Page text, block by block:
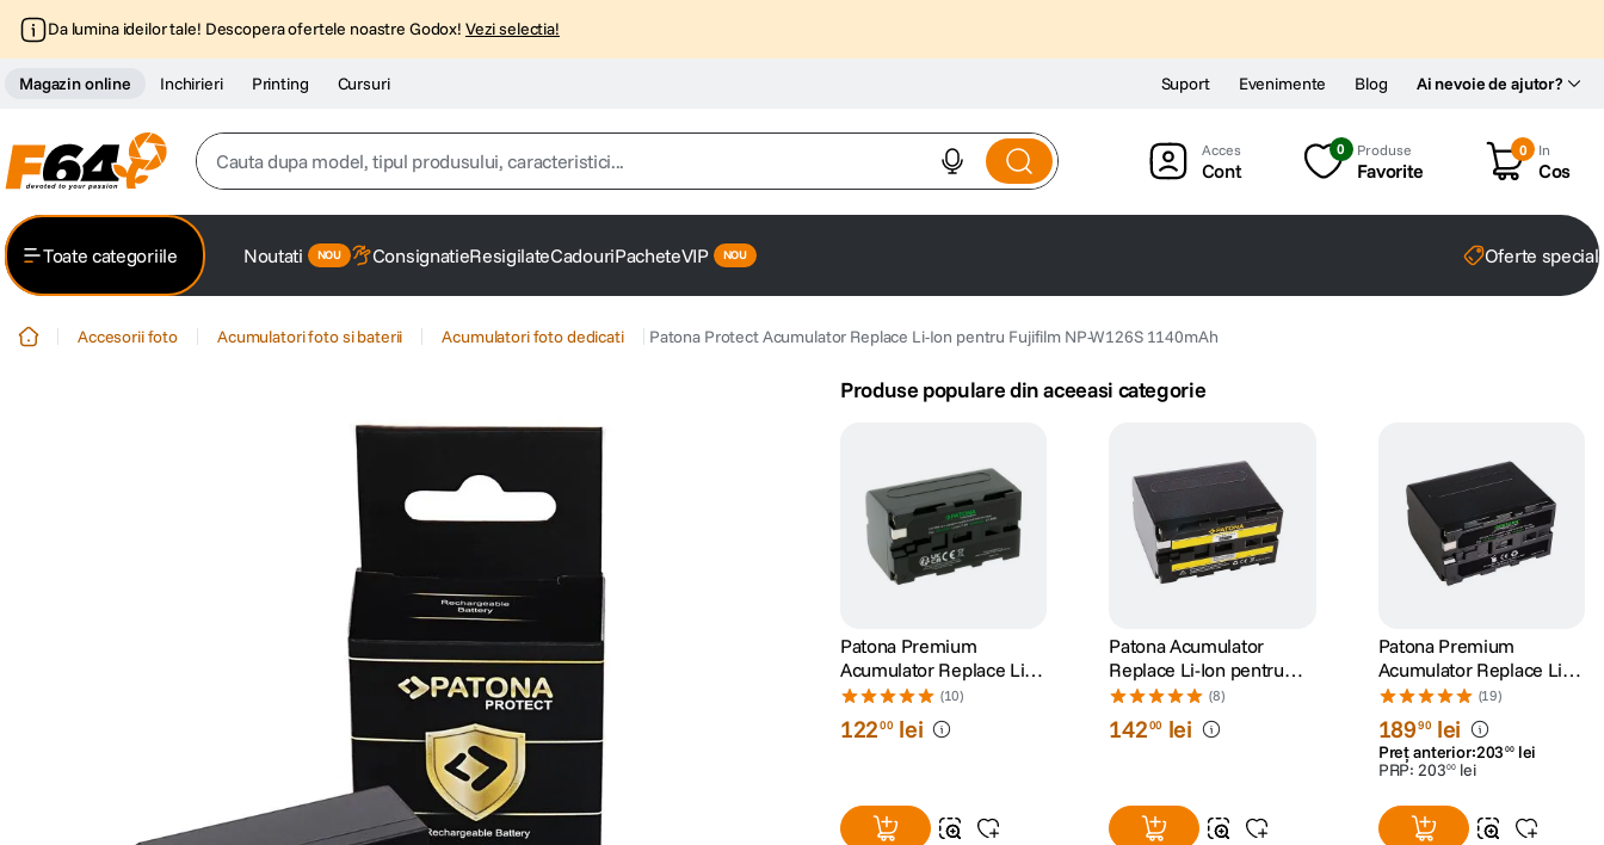
Da lumina ideilor tale! Descopera ofertele noastre Godox! Vezi selectia!
Magazin online Inchirieri Printing Cursuri Ai nevoie de ajutor?
Suport Evenimente Blog
Cauta dupa model, tipul produsului, caracteristici...
2 . trepied
peak design
canon sx740 hs
card memorie
dji mic mini
dji osmo
insta 360
Cont
0 Produse
Favorite
0 In
Cos
Toate categoriile Noutati ConsignatieResigilateCadouriPacheteVIP Oferte
Accesorii foto Acumulatori foto si baterii Acumulatori foto dedicati Patona Protect Acumulator Replace Li-Ion pentru Fujifilm NP-W126S 1140mAh
Produse populare din aceeasi categorie
Patona Premium
Acumulator Replace Li-
Ion pentru Sony NP-F750
5200mAh 7.4V
(10)
12200 lei
Patona Acumulator
Replace Li-Ion pentru
Sony NP-F970 6600 mAh
7.2V
(8)
14200 lei
Patona Premium
Acumulator Replace Li-
Ion pentru Sony NP-F970
7800mAh 7.2V
(19)
18990 lei
Preț anterior:203 00 lei
PRP: 20300 lei